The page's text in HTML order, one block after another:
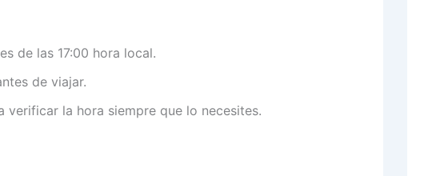
de las 17:00 hora local.
de viajar.
verificar la hora siempre que lo necesites.